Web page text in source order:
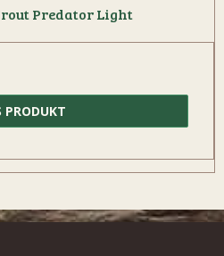
Predator Light
PRODUKT